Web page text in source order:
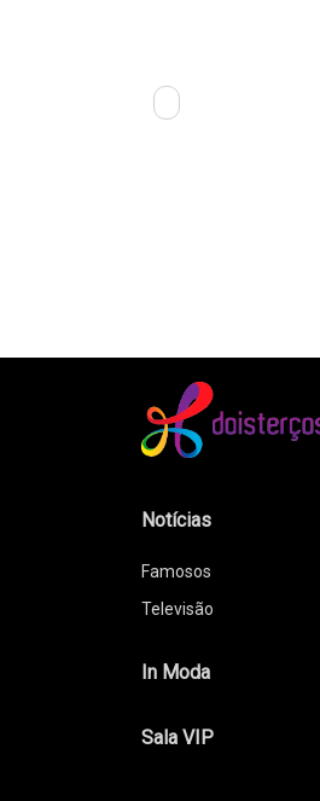
Notícias
Famosos
Televisão
In Moda
Sala VIP